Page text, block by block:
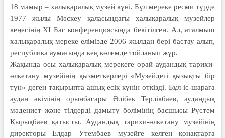
18 мамыр – халықаралық музей күні. Бұл мереке ресми түрде
1977 жылы Мәскеу қаласындағы халықаралық музейлер
кеңесінің XI Бас конференциясында бекітілген. Ал, аталмыш
халықаралық мереке елімізде 2006 жылдан бері бастау алып,
республика аумағында кең көлемде тойланып жүр.
Жақында осы халықаралық мерекеге орай аудандық тарихи-
өлкетану музейінің қызметкерлері «Музейдегі қызықты бір
түн» деген тақырыпта ашық есік күнін өткізді. Бұл іс-шараға
аудан әкімінің орынбасары Әлібек Терлікбаев, аудандық
мәдениет және тілдерді дамыту бөлімінің басшысы Рүстем
Қырықбаев қатысты. Аудандық тарихи-өлкетану музейінің
директоры Елдар Утембаев музейге келген қонақтарға